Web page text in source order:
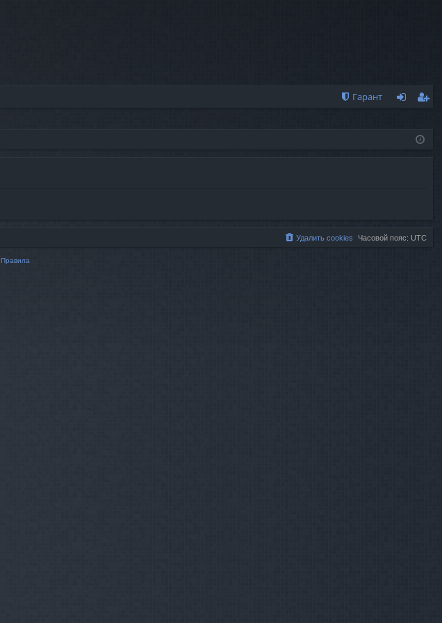
Гарант
ис
Часовой пояс: UTC
Удалить cookies
Правила